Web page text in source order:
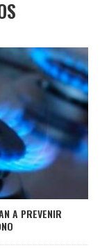
A PREVENIR